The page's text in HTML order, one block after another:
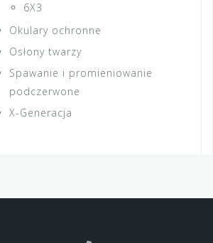
6X3
Okulary ochronne
Osłony twarzy
Spawanie i promieniowanie
podczerwone
X-Generacja